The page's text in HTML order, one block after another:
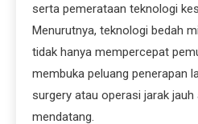
serta pemerataan teknologi
Menurutnya, teknologi bedah
tidak hanya mempercepat
membuka peluang penerapan
surgery atau operasi jarak
mendatang.